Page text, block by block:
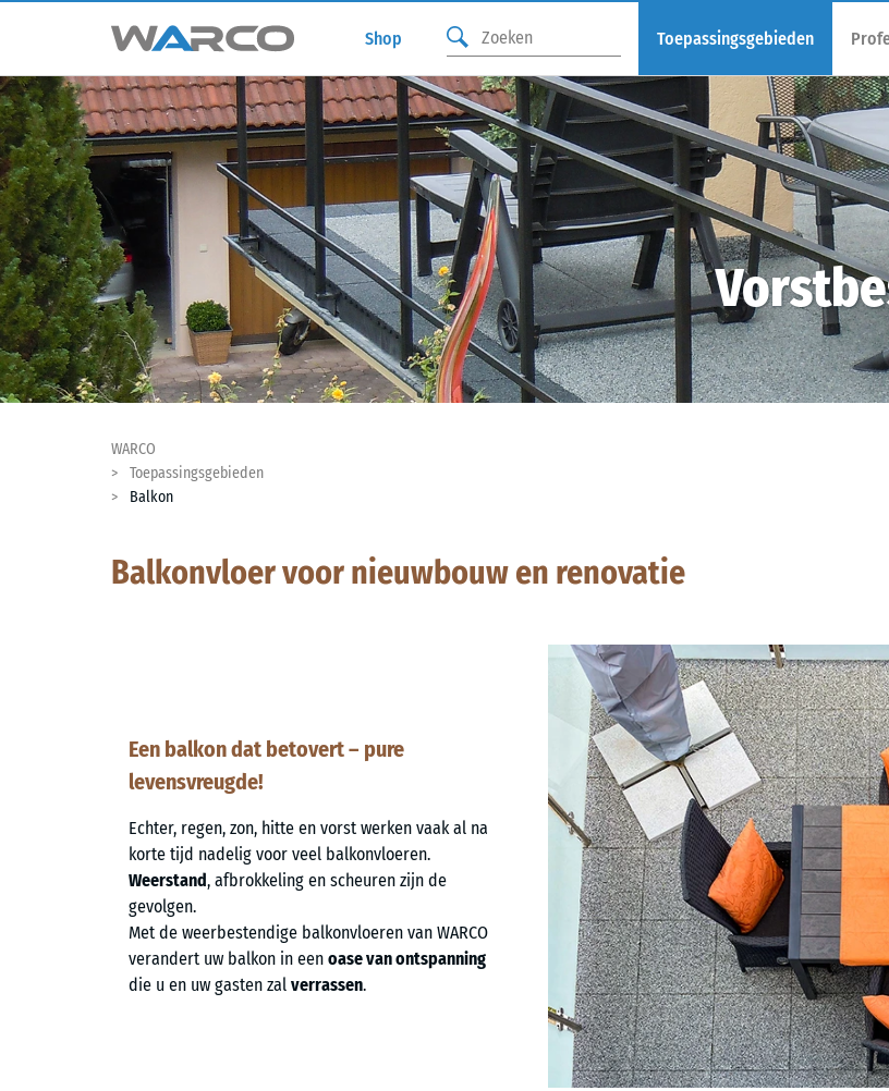
Shop Toepassingsgebieden
WARCO
Toepassingsgebieden
Balkon
Balkonvloer voor nieuwbouw en renovatie
Een balkon dat betovert – pure
levensvreugde!
Echter, regen, zon, hitte en vorst werken vaak al na
korte tijd nadelig voor veel balkonvloeren.
Weerstand, afbrokkeling en scheuren zijn de
gevolgen.
Met de weerbestendige balkonvloeren van WARCO
verandert uw balkon in een oase van ontspanning
die u en uw gasten zal verrassen.